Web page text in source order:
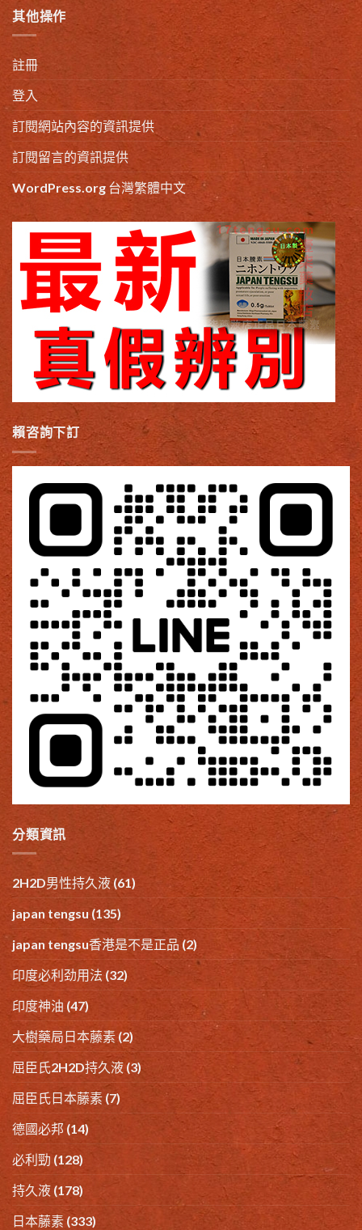
其他操作
註冊
登入
訂閱網站內容的資訊提供
訂閱留言的資訊提供
WordPress.org 台灣繁體中文
賴咨詢下訂
分類資訊
2H2D男性持久液 (61)
japan tengsu (135)
japan tengsu香港是不是正品 (2)
印度必利劲用法 (32)
印度神油 (47)
大樹藥局日本藤素 (2)
屈臣氏2H2D持久液 (3)
屈臣氏日本藤素 (7)
德國必邦 (14)
必利勁 (128)
持久液 (178)
日本藤素(333)